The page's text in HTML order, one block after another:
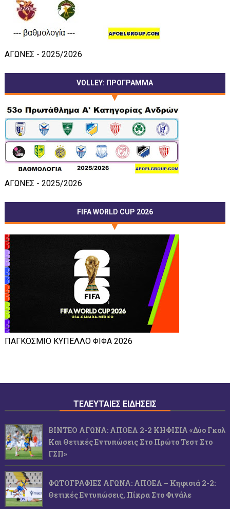
ΑΓΩΝΕΣ - 2025/2026
VOLLEY: ΠΡΟΓΡΑΜΜΑ
ΑΓΩΝΕΣ - 2025/2026
FIFA WORLD CUP 2026
ΠΑΓΚΟΣΜΙΟ ΚΥΠΕΛΛΟ ΦΙΦΑ 2026
ΤΕΛΕΥΤΑΙΕΣ ΕΙΔΗΣΕΙΣ
ΒΙΝΤΕΟ ΑΓΩΝΑ: ΑΠΟΕΛ 2-2 ΚΗΦΙΣΙΑ «Δύο Γκολ
Και Θετικές Εντυπώσεις Στο Πρώτο Τεστ Στο
ΓΣΠ»
ΦΩΤΟΓΡΑΦΙΕΣ ΑΓΩΝΑ: ΑΠΟΕΛ – Κηφισιά 2-2:
Θετικές Εντυπώσεις, Πίκρα Στο Φινάλε